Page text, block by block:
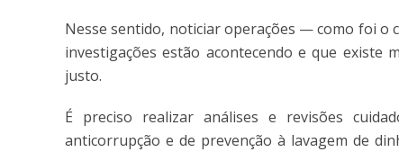
Nesse sentido, noticiar operações — como foi o
investigações estão acontecendo e que
justo.
É preciso realizar análises e revisões
anticorrupção e de prevenção à lavagem de